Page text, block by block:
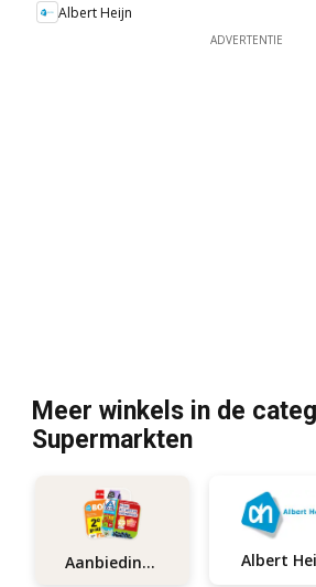
Albert Heijn
ADVERTENTIE
Meer winkels in de
Supermarkten
Aanbiedingen Albert